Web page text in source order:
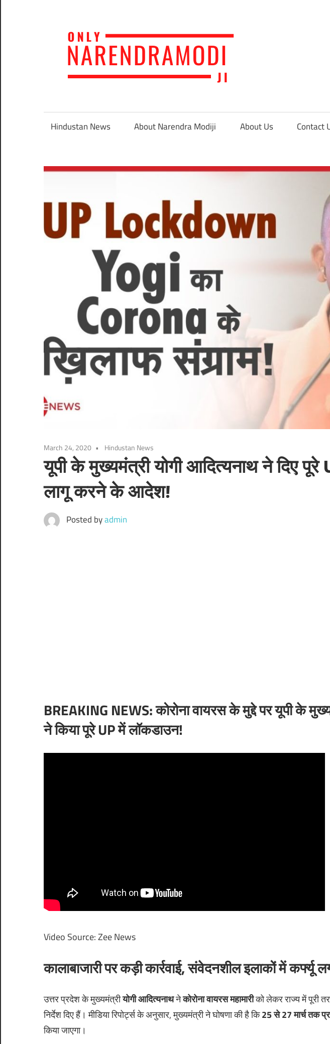
content
Modiji
Hindustan News About Narendra Modiji About Us Contact
March 24, 2020 Hindustan News
यूपी के मुख्‍यमंत्री योगी आदित्‍यनाथ ने दिए
लागू करने के आदेश!
Posted byadmin
BREAKING NEWS: कोरोना वायरस के मुद्दे पर यूपी के
ने किया पूरे UP में लॉकडाउन!
Video Source: Zee News
कालाबाजारी पर कड़ी कार्रवाई, संवेदनशील इलाकों में कर्फ्यू
उत्तर प्रदेश के मुख्यमंत्रीयोगी आदित्यनाथनेकोरोना वायरस महामारीको लेकर राज्य में पूरी
निर्देश दिए हैं। मीडिया रिपोर्ट्स के अनुसार, मुख्यमंत्री ने घोषणा की है कि25 से 27 मार्च तक
किया जाएगा।